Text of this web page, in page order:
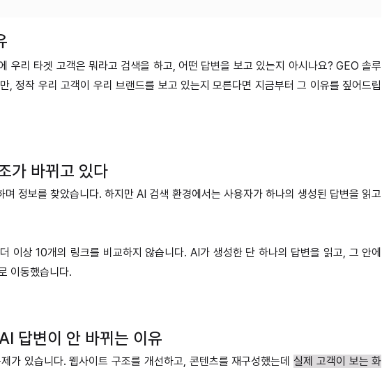
리 타겟 고객은 뭐라고 검색을 하고, 어떤 답변을 보고 있는지 아시나요? GEO 솔루
, 정작 우리 고객이 우리 브랜드를 보고 있는지 모른다면 지금부터 그 이유를 짚어드립
가 바뀌고 있다
정보를 찾았습니다. 하지만 AI 검색 환경에서는 사용자가 하나의 생성된 답변을 읽고
이상 10개의 링크를 비교하지 않습니다. AI가 생성한 단 하나의 답변을 읽고, 그 안에
이동했습니다.
답변이 안 바뀌는 이유
가 있습니다. 웹사이트 구조를 개선하고, 콘텐츠를 재구성했는데실제 고객이 보는 화